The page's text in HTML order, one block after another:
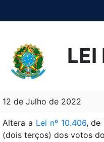
LEI
12 de Julho de 2022
Altera a Lei nº 10.406, de
(dois terços) dos votos